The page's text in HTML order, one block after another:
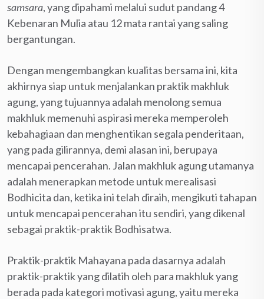
samsara, yang dipahami melalui sudut pandang 4
Kebenaran Mulia atau 12 mata rantai yang saling
bergantungan.
Dengan mengembangkan kualitas bersama ini, kita
akhirnya siap untuk menjalankan praktik makhluk
agung, yang tujuannya adalah menolong semua
makhluk memenuhi aspirasi mereka memperoleh
kebahagiaan dan menghentikan segala penderitaan,
yang pada gilirannya, demi alasan ini, berupaya
mencapai pencerahan. Jalan makhluk agung utamanya
adalah menerapkan metode untuk merealisasi
Bodhicita dan, ketika ini telah diraih, mengikuti tahapan
untuk mencapai pencerahan itu sendiri, yang dikenal
sebagai praktik-praktik Bodhisatwa.
Praktik-praktik Mahayana pada dasarnya adalah
praktik-praktik yang dilatih oleh para makhluk yang
berada pada kategori motivasi agung, yaitu mereka